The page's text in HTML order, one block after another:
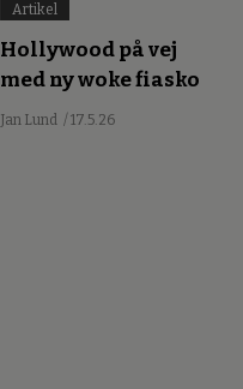
Artikel
Hollywood på vej
med ny woke fiasko
Jan Lund / 17.5.26